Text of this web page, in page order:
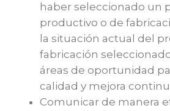
haber seleccionado un
productivo o de
la situación actual del
fabricación
áreas de oportunidad
calidad y mejora
Comunicar de manera